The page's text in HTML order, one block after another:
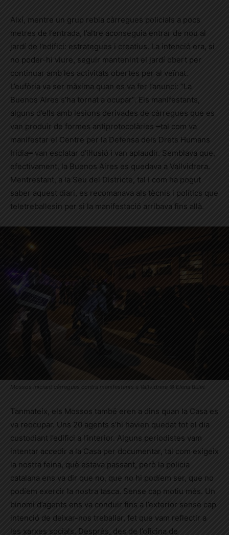
Així, mentre un grup rebia càrregues policials a pocs
metres de l’entrada, l’altre aconseguia entrar de nou al
jardí de l’edifici: estrategues i creatius. La intenció era, si
no poder-hi viure, seguir mantenint el jardí obert per
continuar amb les activitats obertes per al veïnat.
L’eufòria va ser màxima quan es va fer l’anunci: “La
Buenos Aires s’ha tornat a ocupar”. Els manifestants,
alguns d’ells amb lesions derivades de càrregues que es
van produir de formes antiprotocolàries ━tal com va
manifestar el Centre per la Defensa dels Drets Humans
Irídia━ van esclatar d’il·lusió i van aplaudir. Semblava que,
efectivament, la Buenos Aires es quedava a Vallvidrera.
Mentrestant, a la Seu del Districte, tal i com ha pogut
saber aquest diari, es recomanava als tècnis i polítics que
teletreballesin per si la manifestació arribava fins allà.
Mossos iniciant càrregues contra manifestants a Vallvidrera © Elena Bulet
Tanmateix, els Mossos també eren a dins quan la Casa es
va reocupar. Uns 20 agents s’hi havien quedat tot el dia
custodiant l’edifici a l’interior. Alguns periodistes vam
intentar accedir a la Casa per documentar, tal com exigeix
la nostra feina, què estava passant, però la policia
catalana ens va dir que no, que no hi podíem ser, que no
podíem exercir la nostra tasca. Sense cap motiu més. Un
binomi d’agents ens va conduir fins a l’exterior sense cap
intenció de deixar-nos treballar, fet que vam reflectir a
les xarxes socials. Després, des de l’oficina de